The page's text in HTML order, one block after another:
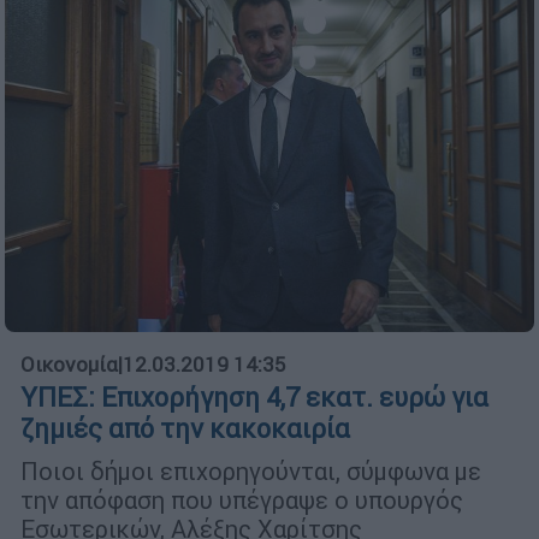
Οικονομία|12.03.2019 14:35
ΥΠΕΣ: Επιχορήγηση 4,7 εκατ. ευρώ για
ζημιές από την κακοκαιρία
Ποιοι δήμοι επιχορηγούνται, σύμφωνα με
την απόφαση που υπέγραψε ο υπουργός
Εσωτερικών, Αλέξης Χαρίτσης